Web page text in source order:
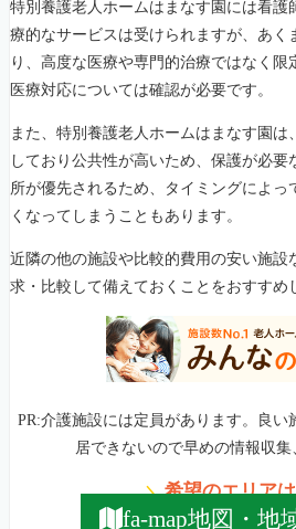
特別養護老人ホームはまなす園には看護
療的なサービスは受けられますが、あく
り、高度な医療や専門的治療ではなく限
医療対応については確認が必要です。
また、特別養護老人ホームはまなす園は
しており公共性が高いため、保護が必要
所が優先されるため、タイミングによっ
くなってしまうこともあります。
近隣の他の施設や比較的費用の安い施設
求・比較して備えておくことをおすすめ
PR:介護施設には定員があります。良い
居できないので早めの情報収集
＼希望のエリア
fa-map地図・地